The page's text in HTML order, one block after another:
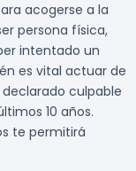
acogerse a la
persona física,
intentado un
es vital actuar de
culpable
10 años.
te permitirá